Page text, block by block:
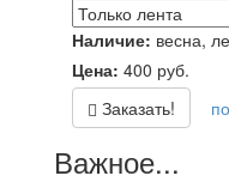
Наличие: весна,
Цена: 400 руб.
Заказать!
Важное...